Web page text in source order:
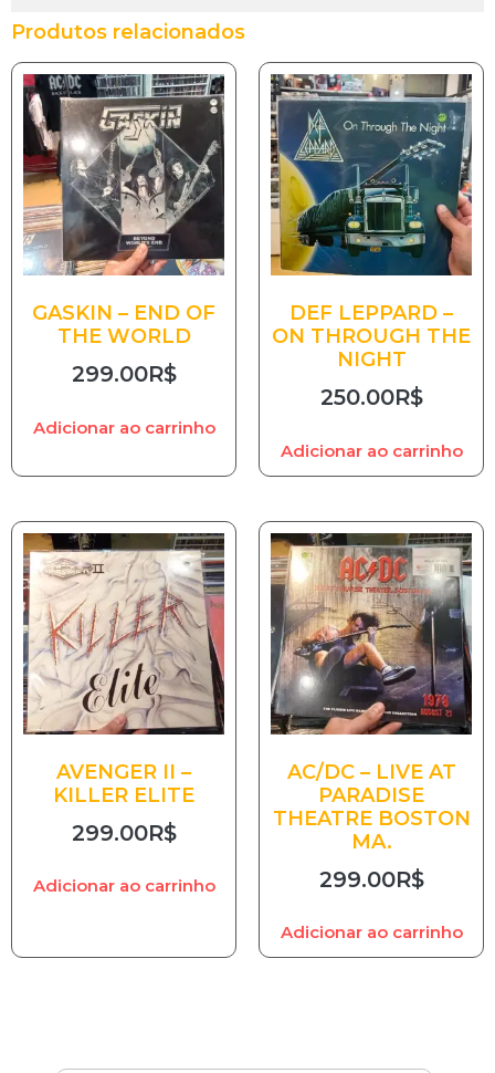
Produtos relacionados
GASKIN – END OF
THE WORLD
299.00R$
Adicionar ao carrinho
DEF LEPPARD –
ON THROUGH THE
NIGHT
250.00R$
Adicionar ao carrinho
AVENGER II –
KILLER ELITE
299.00R$
Adicionar ao carrinho
AC/DC – LIVE AT
PARADISE
THEATRE BOSTON
MA.
299.00R$
Adicionar ao carrinho